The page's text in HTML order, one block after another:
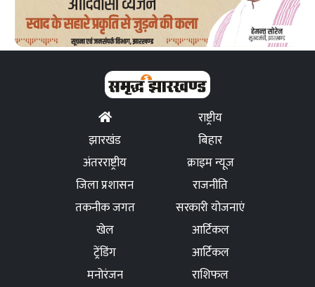
राष्ट्रीय
झारखंड
बिहार
अंतरराष्ट्रीय
क्राइम न्यूज
जिला प्रशासन
राजनीति
तकनीक जगत
सरकारी योजनाएं
खेल
आर्टिकल
ट्रेंडिंग
आर्टिकल
मनोरंजन
राशिफल